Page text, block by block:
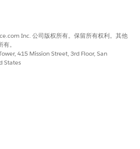
Inc. 公司版权所有。保留所有权利。其他
。
415 Mission Street, 3rd Floor, San
States